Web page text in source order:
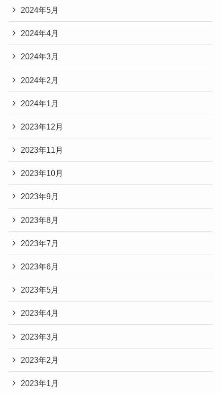
2024年5月
2024年4月
2024年3月
2024年2月
2024年1月
2023年12月
2023年11月
2023年10月
2023年9月
2023年8月
2023年7月
2023年6月
2023年5月
2023年4月
2023年3月
2023年2月
2023年1月